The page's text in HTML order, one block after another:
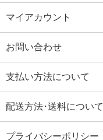
マイアカウント
お問い合わせ
支払い方法について
配送方法･送料について
プライバシーポリシー